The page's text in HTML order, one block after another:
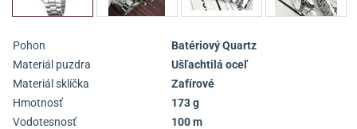
Pohon
Batériový Quartz
Materiál puzdra
Ušľachtilá oceľ
Materiál sklíčka
Zafírové
Hmotnosť
173 g
Vodotesnosť
100 m